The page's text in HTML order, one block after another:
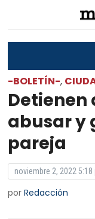
-BOLETÍN-,
Detienen
abusar y
pareja
noviembre 2, 2022 5:18
porRedacción